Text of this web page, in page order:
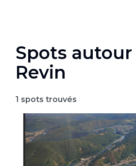
Spots autour
Revin
1 spots trouvés